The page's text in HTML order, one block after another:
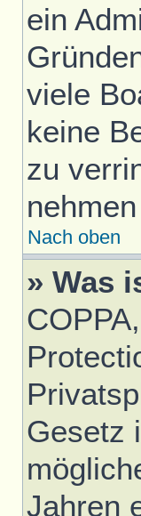
ein
viele
keine
zu
Nach oben
» Was
Gesetz
Jahren